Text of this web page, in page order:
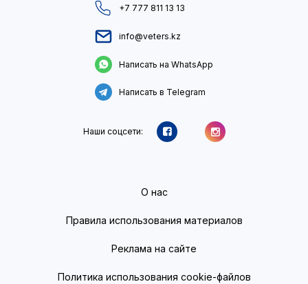
+7 777 811 13 13
info@veters.kz
Написать на WhatsApp
Написать в Telegram
Наши соцсети:
О нас
Правила использования материалов
Реклама на сайте
Политика использования cookie-файлов